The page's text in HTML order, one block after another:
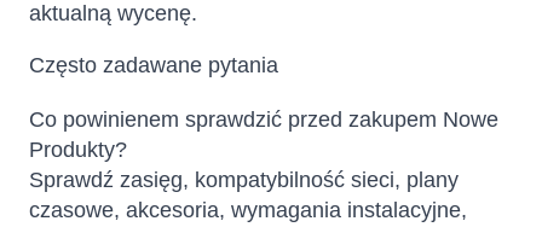
aktualną wycenę.
Często zadawane pytania
Co powinienem sprawdzić przed zakupem Nowe
Produkty?
Sprawdź zasięg, kompatybilność sieci, plany
czasowe, akcesoria, wymagania instalacyjne,